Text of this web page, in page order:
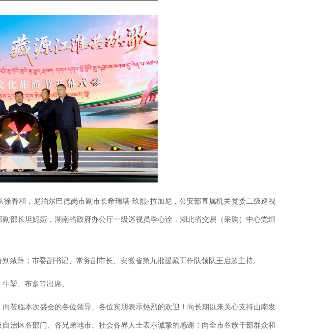
春和，尼泊尔巴德岗市副市长希瑞塔·玖熙·拉加尼，公安部直属机关党委二级巡视
部长坦妮娅，湖南省政府办公厅一级巡视员季心诠，湖北省交易（采购）中心党组
致辞；市委副书记、常务副市长、安徽省第九批援藏工作队领队王启超主持。
堃、布多等出席。
莅临本次盛会的各位领导、各位宾朋表示热烈的欢迎！向长期以来关心支持山南发
治区各部门、各兄弟地市、社会各界人士表示诚挚的感谢！向全市各族干部群众和